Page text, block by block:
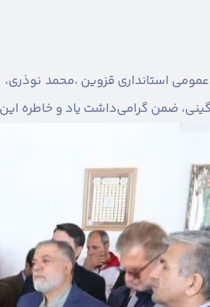
استانداری قزوین ،محمد
ضمن گرامی‌داشت یاد و خاطره این